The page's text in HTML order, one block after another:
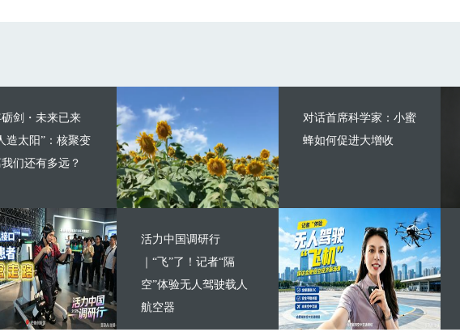
剑・未来已来
造太阳”：核聚变
们还有多远？
对话首席科学家：小蜜
蜂如何促进大增收
活力中国调研行
｜“飞”了！记者“隔
空”体验无人驾驶载人
航空器